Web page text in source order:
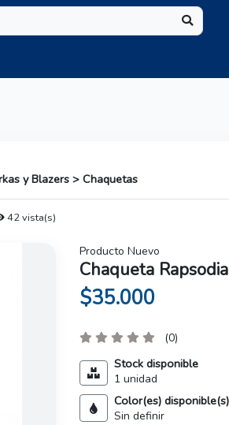
y Blazers > Chaquetas
42 vista(s)
Producto Nuevo
Chaqueta Rapsodia
$35.000
(0)
Stock disponible
1 unidad
Color(es) disponible(s)
Sin definir